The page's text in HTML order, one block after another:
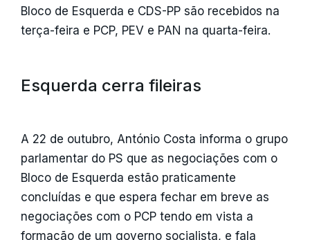
Bloco de Esquerda e CDS-PP são recebidos na
terça-feira e PCP, PEV e PAN na quarta-feira.
Esquerda cerra fileiras
A 22 de outubro, António Costa informa o grupo
parlamentar do PS que as negociações com o
Bloco de Esquerda estão praticamente
concluídas e que espera fechar em breve as
negociações com o PCP tendo em vista a
formação de um governo socialista, e fala